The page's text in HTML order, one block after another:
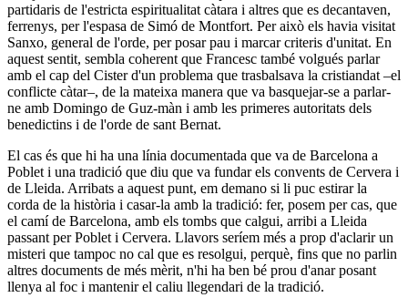
partidaris de l'estricta espiritualitat càtara i altres que es decantaven,
fer­renys, per l'espasa de Simó de Montfort. Per això els havia vi­sitat
Sanxo, general de l'orde, per posar pau i marcar criteris d'unitat. En
aquest sentit, sembla coherent que Francesc tam­bé volgués parlar
amb el cap del Cister d'un problema que trasbalsava la cristiandat –el
conflicte càtar–, de la mateixa ma­nera que va basquejar-se a parlar-
ne amb Domingo de Guz-màn i amb les primeres autoritats dels
benedictins i de l'orde de sant Bernat.
El cas és que hi ha una línia documentada que va de Barcelona a
Poblet i una tradició que diu que va fundar els convents de Cervera i
de Lleida. Arribats a aquest punt, em demano si li puc estirar la
corda de la història i casar-la amb la tradició: fer, posem per cas, que
el camí de Barcelona, amb els tombs que calgui, arribi a Lleida
passant per Poblet i Cervera. Llavors seríem més a prop d'aclarir un
misteri que tampoc no cal que es resolgui, perquè, fins que no parlin
altres documents de més mèrit, n'hi ha ben bé prou d'anar posant
llenya al foc i mante­nir el caliu llegendari de la tradició.